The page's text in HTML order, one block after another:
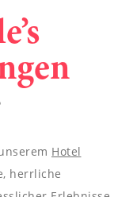
Hotel
herrliche